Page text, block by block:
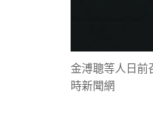
金溥聰等人日前
時新聞網